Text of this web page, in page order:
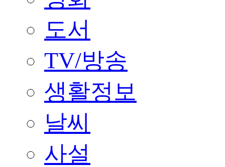
도서
TV/방송
생활정보
날씨
사설